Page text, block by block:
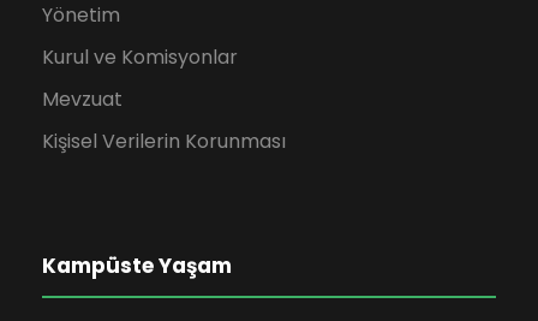
Yönetim
Kurul ve Komisyonlar
Mevzuat
Kişisel Verilerin Korunması
Kampüste Yaşam